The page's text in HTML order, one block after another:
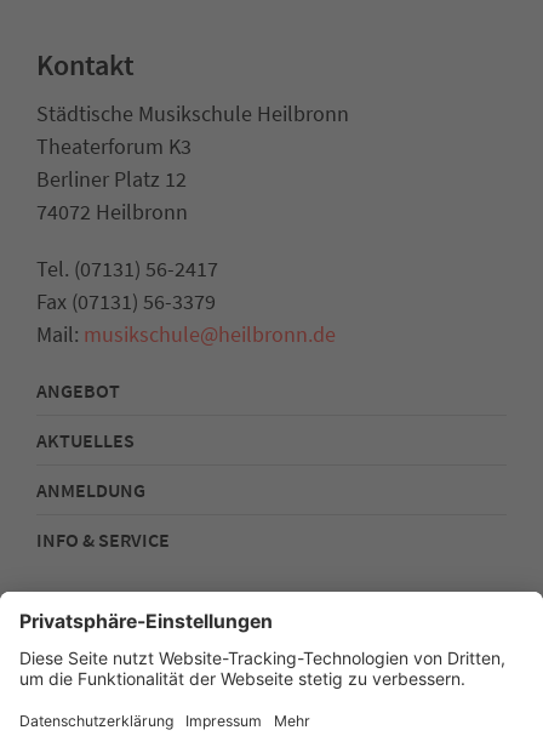
Kontakt
Städtische Musikschule Heilbronn
Theaterforum K3
Berliner Platz 12
74072 Heilbronn
Tel. (07131) 56-2417
Fax (07131) 56-3379
Mail: musikschule@heilbronn.de
ANGEBOT
AKTUELLES
ANMELDUNG
INFO & SERVICE
Kontakt
Impressum
Datenschutz
Sitemap